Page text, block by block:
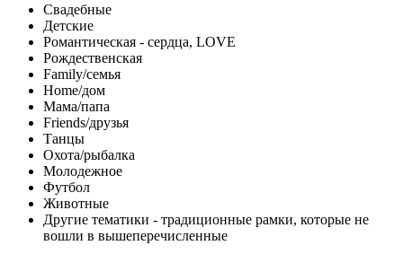
Свадебные
Детские
Романтическая - сердца, LOVE
Рождественская
Family/семья
Home/дом
Мама/папа
Friends/друзья
Танцы
Охота/рыбалка
Молодежное
Футбол
Животные
Другие тематики - традиционные рамки, которые не
вошли в вышеперечисленные